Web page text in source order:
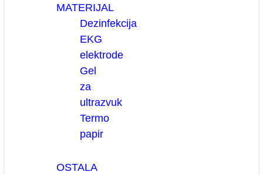
MATERIJAL
Dezinfekcija
EKG
elektrode
Gel
za
ultrazvuk
Termo
papir
OSTALA